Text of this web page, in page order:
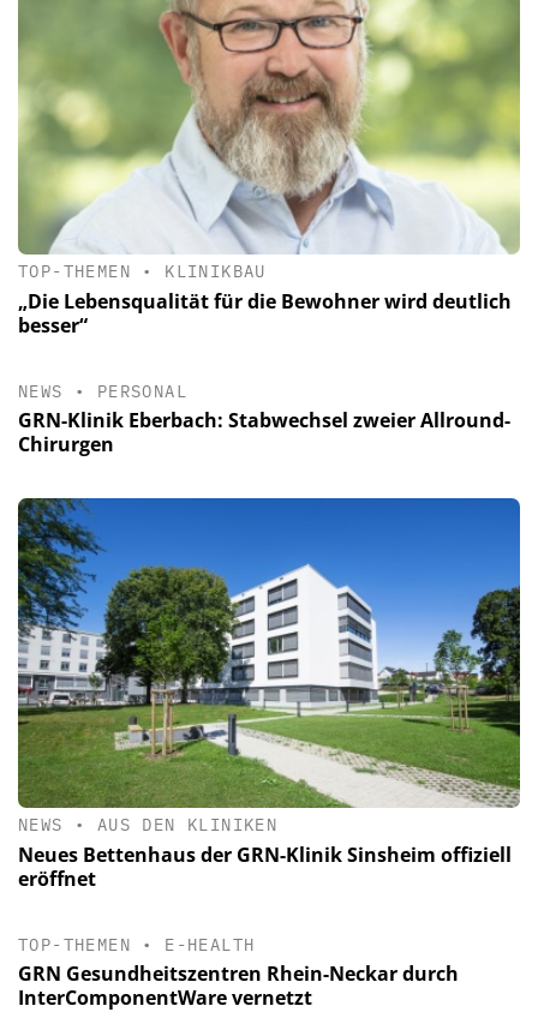
TOP-THEMEN • KLINIKBAU
„Die Lebensqualität für die Bewohner wird deutlich
besser“
NEWS • PERSONAL
GRN-Klinik Eberbach: Stabwechsel zweier Allround-
Chirurgen
NEWS • AUS DEN KLINIKEN
Neues Bettenhaus der GRN-Klinik Sinsheim offiziell
eröffnet
TOP-THEMEN • E-HEALTH
GRN Gesundheitszentren Rhein-Neckar durch
InterComponentWare vernetzt